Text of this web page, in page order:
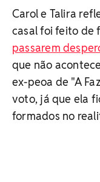
Carol e Talira
casal foi feito de
passarem
que não
ex-peoa de "A
voto, já que ela
formados no